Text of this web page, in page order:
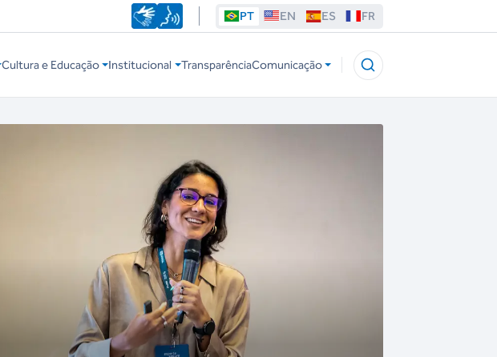
PT EN ES FR
Cultura e Educação Institucional TransparênciaComunicação